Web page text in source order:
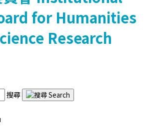
for Humanities
Research
搜尋